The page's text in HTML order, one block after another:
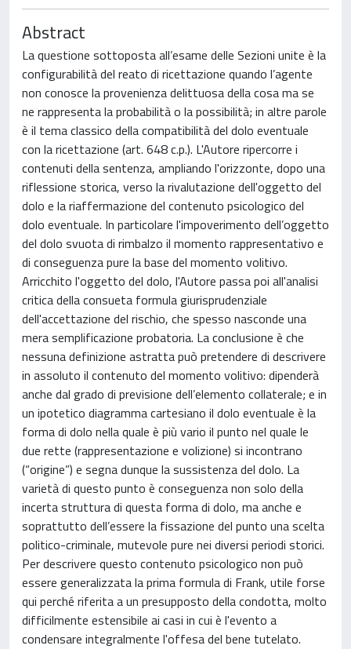
Abstract
La questione sottoposta all’esame delle Sezioni unite è la
configurabilità del reato di ricettazione quando l’agente
non conosce la provenienza delittuosa della cosa ma se
ne rappresenta la probabilità o la possibilità; in altre parole
è il tema classico della compatibilità del dolo eventuale
con la ricettazione (art. 648 c.p.). L'Autore ripercorre i
contenuti della sentenza, ampliando l'orizzonte, dopo una
riflessione storica, verso la rivalutazione dell'oggetto del
dolo e la riaffermazione del contenuto psicologico del
dolo eventuale. In particolare l'impoverimento dell’oggetto
del dolo svuota di rimbalzo il momento rappresentativo e
di conseguenza pure la base del momento volitivo.
Arricchito l'oggetto del dolo, l'Autore passa poi all'analisi
critica della consueta formula giurisprudenziale
dell'accettazione del rischio, che spesso nasconde una
mera semplificazione probatoria. La conclusione è che
nessuna definizione astratta può pretendere di descrivere
in assoluto il contenuto del momento volitivo: dipenderà
anche dal grado di previsione dell’elemento collaterale; e in
un ipotetico diagramma cartesiano il dolo eventuale è la
forma di dolo nella quale è più vario il punto nel quale le
due rette (rappresentazione e volizione) si incontrano
(“origine”) e segna dunque la sussistenza del dolo. La
varietà di questo punto è conseguenza non solo della
incerta struttura di questa forma di dolo, ma anche e
soprattutto dell’essere la fissazione del punto una scelta
politico-criminale, mutevole pure nei diversi periodi storici.
Per descrivere questo contenuto psicologico non può
essere generalizzata la prima formula di Frank, utile forse
qui perché riferita a un presupposto della condotta, molto
difficilmente estensibile ai casi in cui è l'evento a
condensare integralmente l'offesa del bene tutelato.